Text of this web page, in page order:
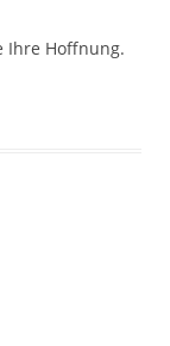
Ihre Hoffnung.